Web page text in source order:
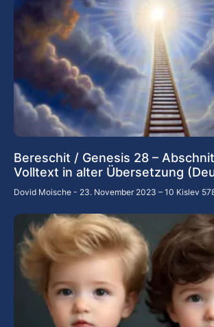
Bereschit / Genesis 28 –
Volltext in alter Übersetzung
Dovid Moische 23. November 2023 – 10 Kislev